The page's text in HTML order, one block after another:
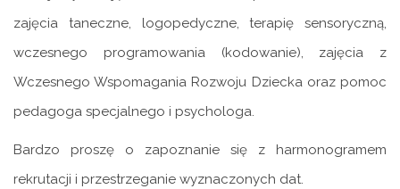
zajęcia taneczne, logopedyczne, terapię sensoryczną,
wczesnego programowania (kodowanie), zajęcia z
Wczesnego Wspomagania Rozwoju Dziecka oraz pomoc
pedagoga specjalnego i psychologa.
Bardzo proszę o zapoznanie się z harmonogramem
rekrutacji i przestrzeganie wyznaczonych dat.